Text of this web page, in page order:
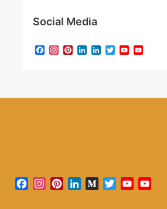
Social Media
Facebook
Instagram
Pinterest
LinkedIn
LinkedIn
TwitterYouTube
Facebook
Instagram
PinterestLinkedInMediumTwitterYouTube